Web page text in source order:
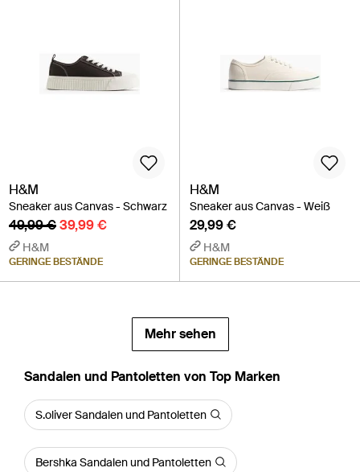
H&M
Sneaker aus Canvas - Schwarz
49,99 €39,99 €
H&M
GERINGE BESTÄNDE
H&M
Sneaker aus Canvas - Weiß
29,99 €
H&M
GERINGE BESTÄNDE
Mehr sehen
Sandalen und Pantoletten von Top Marken
S.oliver Sandalen und Pantoletten
Bershka Sandalen und Pantoletten